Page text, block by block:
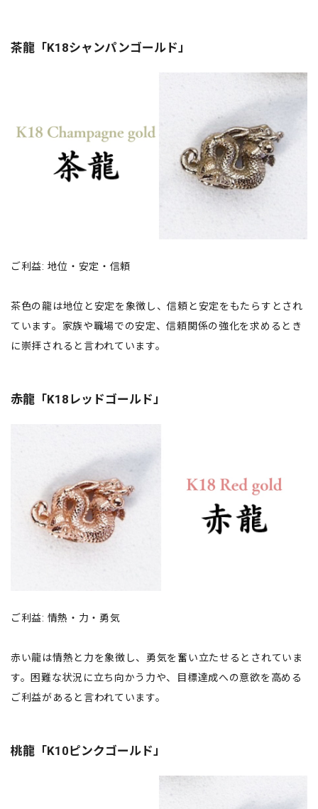
茶龍「K18シャンパンゴールド」
ご利益: 地位・安定・信頼
茶色の龍は地位と安定を象徴し、信頼と安定をもたらすとされ
ています。家族や職場での安定、信頼関係の強化を求めるとき
に崇拝されると言われています。
赤龍「K18レッドゴールド」
ご利益: 情熱・力・勇気
赤い龍は情熱と力を象徴し、勇気を奮い立たせるとされていま
す。困難な状況に立ち向かう力や、目標達成への意欲を高める
ご利益があると言われています。
桃龍「K10ピンクゴールド」